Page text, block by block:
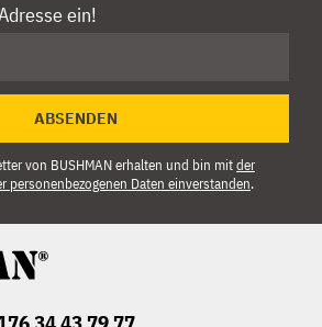
ein!
ABSENDEN
von BUSHMAN erhalten und bin mitder
personenbezogenen Daten einverstanden.